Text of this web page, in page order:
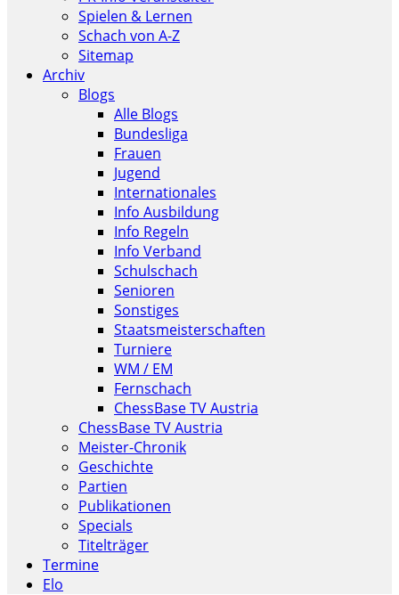
Spielen & Lernen
Schach von A-Z
Sitemap
Archiv
Blogs
Alle Blogs
Bundesliga
Frauen
Jugend
Internationales
Info Ausbildung
Info Regeln
Info Verband
Schulschach
Senioren
Sonstiges
Staatsmeisterschaften
Turniere
WM / EM
Fernschach
ChessBase TV Austria
ChessBase TV Austria
Meister-Chronik
Geschichte
Partien
Publikationen
Specials
Titelträger
Termine
Elo